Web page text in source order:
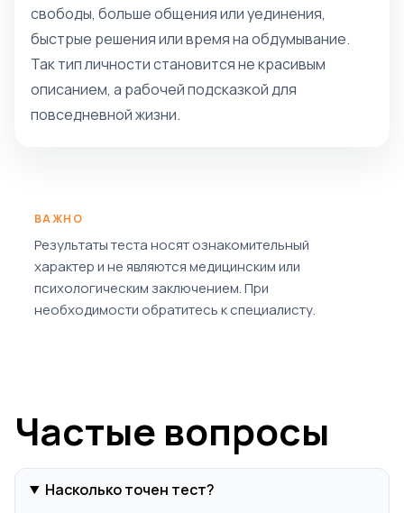
свободы, больше общения или уединения,
быстрые решения или время на обдумывание.
Так тип личности становится не красивым
описанием, а рабочей подсказкой для
повседневной жизни.
ВАЖНО
Результаты теста носят ознакомительный
характер и не являются медицинским или
психологическим заключением. При
необходимости обратитесь к специалисту.
Частые вопросы
Насколько точен тест?